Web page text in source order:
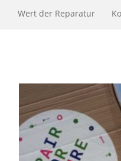
Wert der Reparatur